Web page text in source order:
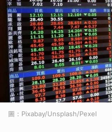
圖：Pixabay/Unsplash/Pexel